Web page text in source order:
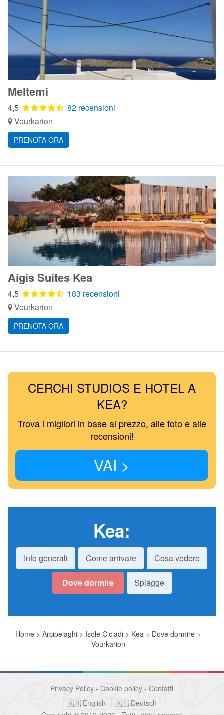
Meltemi
4,5
82 recensioni
Vourkarion
PRENOTA ORA
Aigis Suites Kea
4,5
183 recensioni
Vourkarion
PRENOTA ORA
CERCHI STUDIOS E HOTEL A
KEA?
Trova i migliori in base al prezzo, alle foto e alle
recensioni!
VAI >
Kea:
Info generali Come arrivare Cosa vedere
Dove dormire Spiagge
Home > Arcipelaghi > Isole Cicladi > Kea > Dove dormire >
Vourkarion
Privacy Policy - Cookie policy - Contatti
🇬🇧 English
🇩🇪 Deutsch